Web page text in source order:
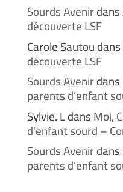
Sourds Avenirdans
découverte LSF
Carole Sautoudans
découverte LSF
Sourds Avenirdans
parents d’enfant
Sylvie. LdansMoi,
d’enfant sourd –
Sourds Avenirdans
parents d’enfant